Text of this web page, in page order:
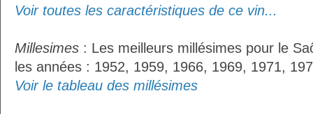
Voir toutes les caractéristiques de ce vin...
Millesimes : Les meilleurs millésimes pour le
les années : 1952, 1959, 1966, 1969, 1971,
Voir le tableau des millésimes